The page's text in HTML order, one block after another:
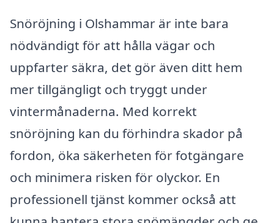
Snöröjning i Olshammar är inte bara
nödvändigt för att hålla vägar och
uppfarter säkra, det gör även ditt hem
mer tillgängligt och tryggt under
vintermånaderna. Med korrekt
snöröjning kan du förhindra skador på
fordon, öka säkerheten för fotgängare
och minimera risken för olyckor. En
professionell tjänst kommer också att